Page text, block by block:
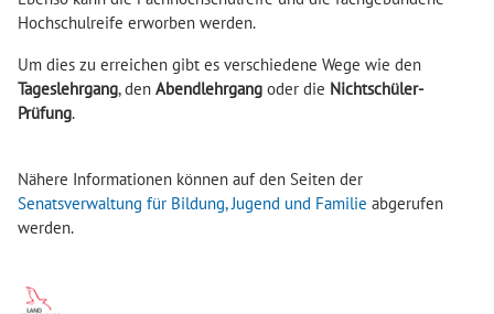
Hochschulreife erworben werden.
Um dies zu erreichen gibt es verschiedene Wege wie den
Tageslehrgang, den Abendlehrgang oder die Nichtschüler-
Prüfung.
Nähere Informationen können auf den Seiten der
Senatsverwaltung für Bildung, Jugend und Familie abgerufen
werden.